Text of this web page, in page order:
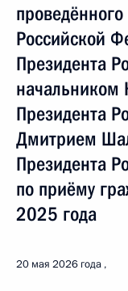
Российской
Президента
начальником
Президента
Дмитрием
Президента
по приёму
2025 года
20 мая 2026 года